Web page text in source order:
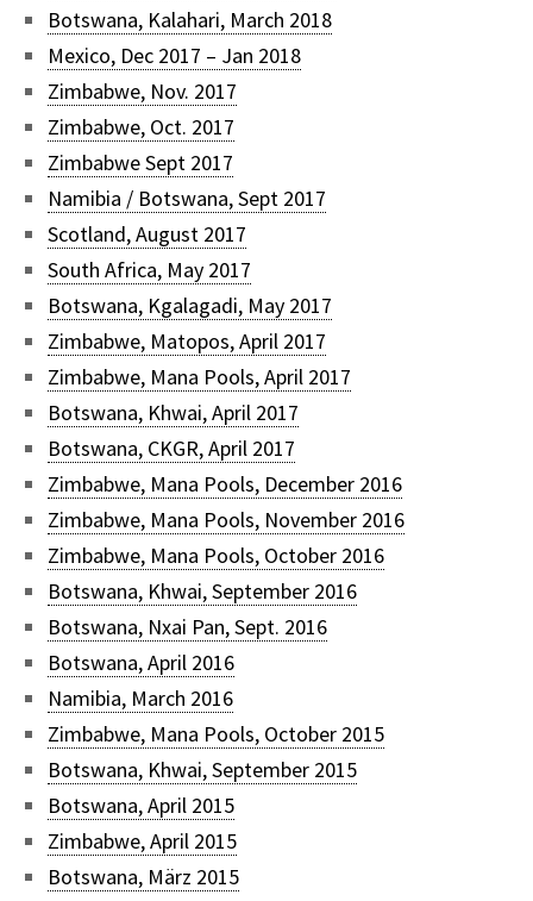
Botswana, Kalahari, March 2018
Mexico, Dec 2017 – Jan 2018
Zimbabwe, Nov. 2017
Zimbabwe, Oct. 2017
Zimbabwe Sept 2017
Namibia / Botswana, Sept 2017
Scotland, August 2017
South Africa, May 2017
Botswana, Kgalagadi, May 2017
Zimbabwe, Matopos, April 2017
Zimbabwe, Mana Pools, April 2017
Botswana, Khwai, April 2017
Botswana, CKGR, April 2017
Zimbabwe, Mana Pools, December 2016
Zimbabwe, Mana Pools, November 2016
Zimbabwe, Mana Pools, October 2016
Botswana, Khwai, September 2016
Botswana, Nxai Pan, Sept. 2016
Botswana, April 2016
Namibia, March 2016
Zimbabwe, Mana Pools, October 2015
Botswana, Khwai, September 2015
Botswana, April 2015
Zimbabwe, April 2015
Botswana, März 2015